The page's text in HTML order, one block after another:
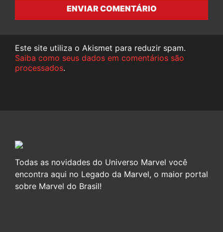
ENVIAR COMENTÁRIO
Este site utiliza o Akismet para reduzir spam.
Saiba como seus dados em comentários são
processados.
Todas as novidades do Universo Marvel você
encontra aqui no Legado da Marvel, o maior portal
sobre Marvel do Brasil!